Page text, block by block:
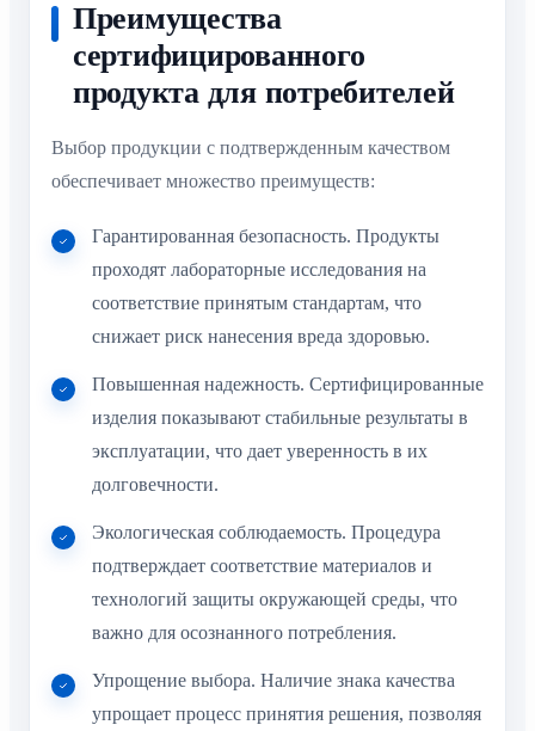
Преимущества
сертифицированного
продукта для потребителей
Выбор продукции с подтвержденным качеством
обеспечивает множество преимуществ:
Гарантированная безопасность. Продукты
проходят лабораторные исследования на
соответствие принятым стандартам, что
снижает риск нанесения вреда здоровью.
Повышенная надежность. Сертифицированные
изделия показывают стабильные результаты в
эксплуатации, что дает уверенность в их
долговечности.
Экологическая соблюдаемость. Процедура
подтверждает соответствие материалов и
технологий защиты окружающей среды, что
важно для осознанного потребления.
Упрощение выбора. Наличие знака качества
упрощает процесс принятия решения, позволяя